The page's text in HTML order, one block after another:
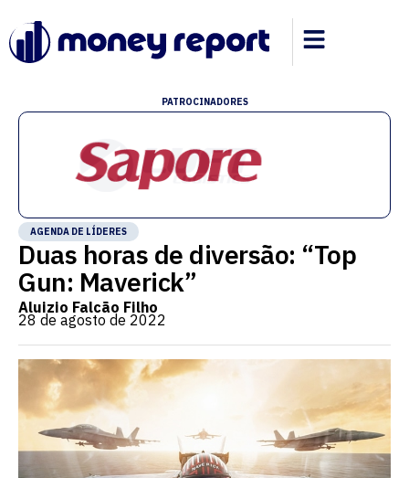
PATROCINADORES
AGENDA DE LÍDERES
Duas horas de diversão: “Top
Gun: Maverick”
Aluizio Falcão Filho
28 de agosto de 2022